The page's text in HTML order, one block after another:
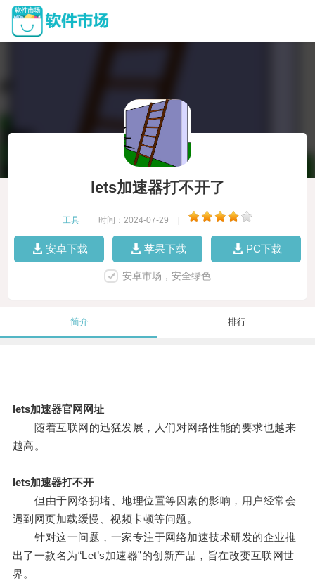
lets加速器打不开了
工具 时间：2024-07-29
安卓下载 苹果下载 PC下载
安卓市场，安全绿色
简介 排行
lets加速器官网网址
随着互联网的迅猛发展，人们对网络性能的要求也越来
越高。
lets加速器打不开
但由于网络拥堵、地理位置等因素的影响，用户经常会
遇到网页加载缓慢、视频卡顿等问题。
针对这一问题，一家专注于网络加速技术研发的企业推
出了一款名为“Let’s加速器”的创新产品，旨在改变互联网世
界。